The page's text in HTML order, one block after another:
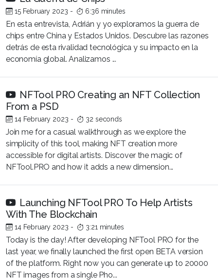
15 February 2023 - 6:36 minutes
En esta entrevista, Adrián y yo exploramos la guerra de
chips entre China y Estados Unidos. Descubre las razones
detrás de esta rivalidad tecnológica y su impacto en la
economía global. Analizamos ...
NFTool PRO Creating an NFT Collection
From a PSD
14 February 2023 - 32 seconds
Join me for a casual walkthrough as we explore the
simplicity of this tool, making NFT creation more
accessible for digital artists. Discover the magic of
NFTool.PRO and how it adds a new dimension...
Launching NFTool PRO To Help Artists
With The Blockchain
14 February 2023 - 3:21 minutes
Today is the day! After developing NFTool PRO for the
last year, we finally launched the first open BETA version
of the platform. Right now you can generate up to 20000
NFT images from a single Pho...